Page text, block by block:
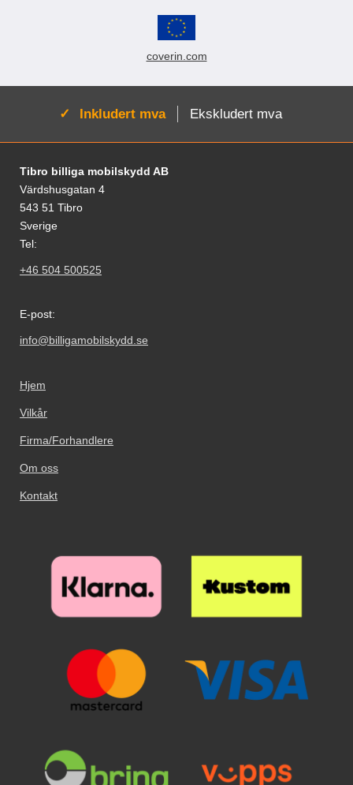
coverin.com
Aktiv:
Inkludert mva Ekskludert mva
Footer-innhold Blandet informasjon og
Tibro billiga mobilskydd AB
Värdshusgatan 4
543 51 Tibro
Sverige
Tel:
+46 504 500525
E-post:
info@billigamobilskydd.se
Hjem
Vilkår
Firma/Forhandlere
Om oss
Kontakt